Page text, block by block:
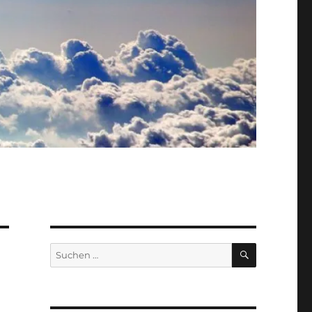
Suche
nach:
SUCHEN